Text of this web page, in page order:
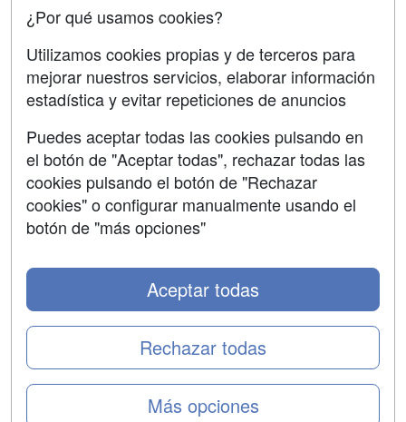
Confidencialidad
Aviso legal
Copyleft
Grupo formazion:
Copyright 2000-2026 Formazion Web, S.L. - Calle
Fermín Caballero, 62 - 28034 Madrid Tel: 91 533 70 78
¿Por qué usamos cookies?
Utilizamos cookies propias y de terceros para
mejorar nuestros servicios, elaborar información
estadística y evitar repeticiones de anuncios
Puedes aceptar todas las cookies pulsando en
el botón de "Aceptar todas", rechazar todas las
cookies pulsando el botón de "Rechazar
cookies" o configurar manualmente usando el
botón de "más opciones"
Más opciones
Rechazar todas
Aceptar todas